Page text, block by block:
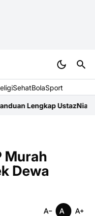
SehatBolaSport
UstazNiat Zakat
Murah
Dewa